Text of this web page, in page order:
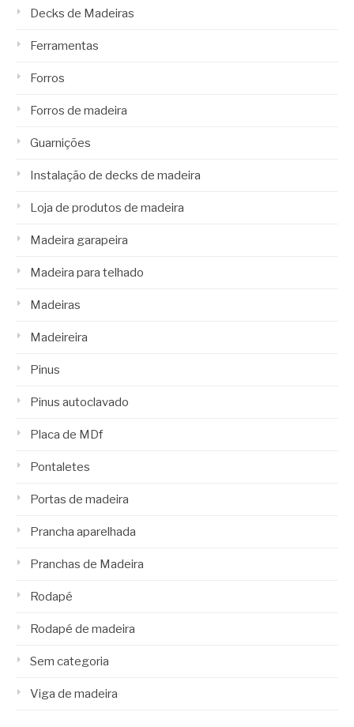
Decks de Madeiras
Ferramentas
Forros
Forros de madeira
Guarnições
Instalação de decks de madeira
Loja de produtos de madeira
Madeira garapeira
Madeira para telhado
Madeiras
Madeireira
Pinus
Pinus autoclavado
Placa de MDf
Pontaletes
Portas de madeira
Prancha aparelhada
Pranchas de Madeira
Rodapé
Rodapé de madeira
Sem categoria
Viga de madeira